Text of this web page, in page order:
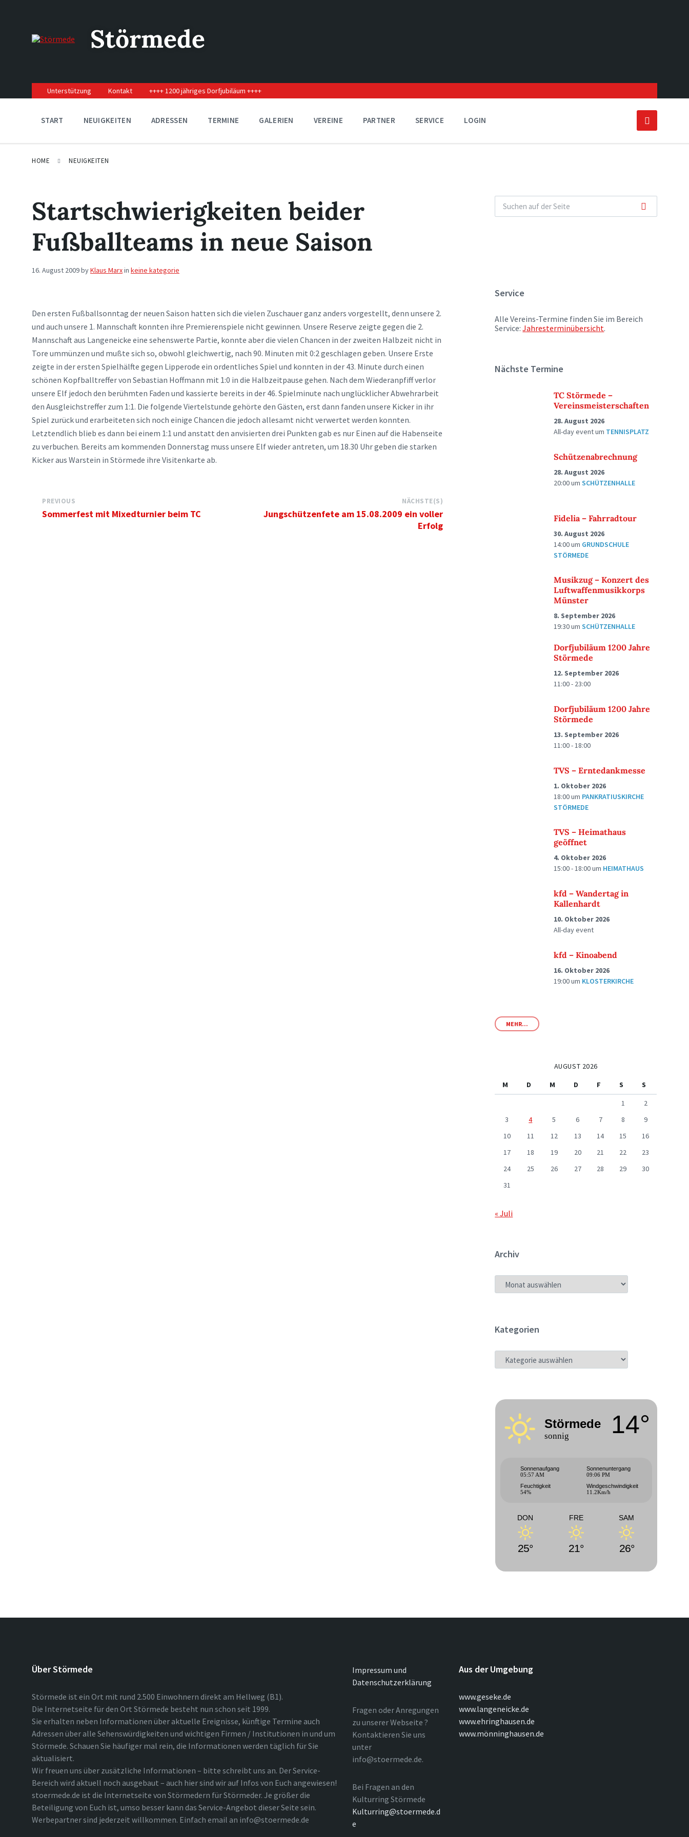
navigation
Störmede
Unterstützung Kontakt ++++ 1200 jähriges Dorfjubiläum ++++
START NEUIGKEITEN ADRESSEN TERMINE GALERIEN VEREINE PARTNER SERVICE LOGIN
HOME NEUIGKEITEN
Startschwierigkeiten beider
Fußballteams in neue Saison
16. August 2009byKlaus Marxin keine kategorie
Den ersten Fußballsonntag der neuen Saison hatten sich die vielen Zuschauer ganz anders vorgestellt, denn unsere 2.
und auch unsere 1. Mannschaft konnten ihre Premierenspiele nicht gewinnen. Unsere Reserve zeigte gegen die 2.
Mannschaft aus Langeneicke eine sehenswerte Partie, konnte aber die vielen Chancen in der zweiten Halbzeit nicht in
Tore ummünzen und mußte sich so, obwohl gleichwertig, nach 90. Minuten mit 0:2 geschlagen geben. Unsere Erste
zeigte in der ersten Spielhälfte gegen Lipperode ein ordentliches Spiel und konnten in der 43. Minute durch einen
schönen Kopfballtreffer von Sebastian Hoffmann mit 1:0 in die Halbzeitpause gehen. Nach dem Wiederanpfiff verlor
unsere Elf jedoch den berühmten Faden und kassierte bereits in der 46. Spielminute nach unglücklicher Abwehrarbeit
den Ausgleichstreffer zum 1:1. Die folgende Viertelstunde gehörte den Gästen, erst dann fanden unsere Kicker in ihr
Spiel zurück und erarbeiteten sich noch einige Chancen die jedoch allesamt nicht verwertet werden konnten.
Letztendlich blieb es dann bei einem 1:1 und anstatt den anvisierten drei Punkten gab es nur Einen auf die Habenseite
zu verbuchen. Bereits am kommenden Donnerstag muss unsere Elf wieder antreten, um 18.30 Uhr geben die starken
Kicker aus Warstein in Störmede ihre Visitenkarte ab.
PREVIOUS
Sommerfest mit Mixedturnier beim TC
NÄCHSTE(S)
Jungschützenfete am 15.08.2009 ein voller
Erfolg
Service
Alle Vereins-Termine finden Sie im Bereich
Service:Jahresterminübersicht.
Nächste Termine
TC Störmede –
Vereinsmeisterschaften
28. August 2026
All-day eventum TENNISPLATZ
Schützenabrechnung
28. August 2026
20:00umSCHÜTZENHALLE
Fidelia – Fahrradtour
30. August 2026
14:00um GRUNDSCHULE
STÖRMEDE
Musikzug – Konzert des
Luftwaffenmusikkorps
Münster
8. September 2026
19:30umSCHÜTZENHALLE
Dorfjubiläum 1200 Jahre
Störmede
12. September 2026
11:00 - 23:00
Dorfjubiläum 1200 Jahre
Störmede
13. September 2026
11:00 - 18:00
TVS – Erntedankmesse
1. Oktober 2026
18:00um PANKRATIUSKIRCHE
STÖRMEDE
TVS – Heimathaus
geöffnet
4. Oktober 2026
15:00 - 18:00um HEIMATHAUS
kfd – Wandertag in
Kallenhardt
10. Oktober 2026
All-day event
kfd – Kinoabend
16. Oktober 2026
19:00um KLOSTERKIRCHE
MEHR...
AUGUST 2026
M
D M D F S
S
1
2
3
4 5 6 7 8
9
10
11 12 13 14 15
16
17
18 19 20 21 22
23
24
25 26 27 28 29
30
31
« Juli
Archiv
ARCHIV
Kategorien
KATEGORIEN
Störmede
sonnig 14°
Sonnenaufgang
05:57 AM
Sonnenuntergang
09:06 PM
Feuchtigkeit
54%
Windgeschwindigkeit
11.2Km/h
DON
25°
FRE
21°
SAM
26°
Über Störmede
Störmede ist ein Ort mit rund 2.500 Einwohnern direkt am Hellweg (B1).
Die Internetseite für den Ort Störmede besteht nun schon seit 1999.
Sie erhalten neben Informationen über aktuelle Ereignisse, künftige Termine auch
Adressen über alle Sehenswürdigkeiten und wichtigen Firmen / Institutionen in und um
Störmede. Schauen Sie häufiger mal rein, die Informationen werden täglich für Sie
aktualisiert.
Wir freuen uns über zusätzliche Informationen – bitte schreibt uns an. Der Service-
Bereich wird aktuell noch ausgebaut – auch hier sind wir auf Infos von Euch angewiesen!
stoermede.de ist die Internetseite von Störmedern für Störmeder. Je größer die
Beteiligung von Euch ist, umso besser kann das Service-Angebot dieser Seite sein.
Werbepartner sind jederzeit willkommen. Einfach email an info@stoermede.de
Impressum und
Datenschutzerklärung
Fragen oder Anregungen
zu unserer Webseite ?
Kontaktieren Sie uns
unter
info@stoermede.de.
Bei Fragen an den
Kulturring Störmede
Kulturring@stoermede.d
e
Aus der Umgebung
www.geseke.de
www.langeneicke.de
www.ehringhausen.de
www.mönninghausen.de